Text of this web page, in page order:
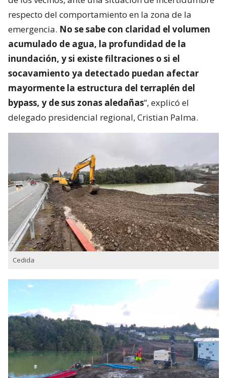
respecto del comportamiento en la zona de la
emergencia. No se sabe con claridad el volumen
acumulado de agua, la profundidad de la
inundación, y si existe filtraciones o si el
socavamiento ya detectado puedan afectar
mayormente la estructura del terraplén del
bypass, y de sus zonas aledañas”, explicó el
delegado presidencial regional, Cristian Palma.
Cedida